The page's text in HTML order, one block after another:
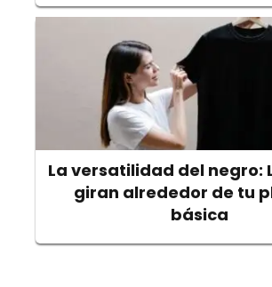
La versatilidad del negro:
giran alrededor de tu
básica